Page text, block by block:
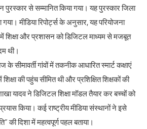
से सम्मानित किया गया। यह पुरस्कार जिला
मीडिया रिपोर्ट्स के अनुसार, यह परियोजना
शिक्षा और प्रशासन को डिजिटल माध्यम से मजबूत
थी।
सीमावर्ती गांवों में तकनीक आधारित स्मार्ट कक्षाएं
की पहुंच सीमित थी और प्रशिक्षित शिक्षकों की
यादव ने डिजिटल शिक्षा मॉडल तैयार कर बच्चों को
किया। कई राष्ट्रीय मीडिया संस्थानों ने इसे
की दिशा में महत्वपूर्ण पहल बताया।